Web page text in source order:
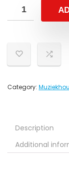
Category:
Description
Additional